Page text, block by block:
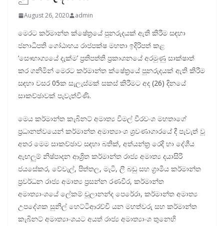
August 26, 2020 admin
මෙරට කර්මාන්ත ක්ෂේත්‍රයේ පුනරුදයක් ඇති කිරීම සඳහා
ජනාධිපති ගෝඨාභය රාජපක්ෂ මහතා ඉදිරිපත් කළ
‘සෞභාග්‍යයේ දැක්ම’ ප්‍රතිපත්ති ප්‍රකාශනයේ අරමුණු සාක්ෂාත්
කර ගනිමින් මෙරට කර්මාන්ත ක්ෂේත්‍රයේ පුනරුදයක් ඇති කිරීම
සඳහා වසර 05ක සැලැස්මක් සකස් කිරීමට අද (26) දිනයේ
සාකච්ඡාවක් පැවැත්විණි.
මෙය කර්මාන්ත කැබිනට් අමාත්‍ය විමල් වීරවංශ මහතාගේ
ප්‍රධානත්වයෙන් කර්මාන්ත අමාත්‍යාංශ ශ්‍රවණාගාරයේ දී පැවැත් වූ
අතර මෙම සාකච්ඡාව සඳහා බතික්, අත්යන්ත්‍ර රෙදි හා දේශීය
ඇඟලුම් නිෂ්පාදන ආශ්‍රිත කර්මාන්ත රාජ්‍ය අමාත්‍ය දයාසිරි
ජයසේකර, වේවැල්, පිත්තල, මැටි, ලී බඩු සහ ග්‍රාමීය කර්මාන්ත
ප්‍රවර්ධන රාජ්‍ය අමාත්‍ය ප්‍රසන්න රණවීර, කර්මාන්ත
අමාත්‍යාංශයේ ලේකම් චූලානන්ද පෙරේරා, කර්මාන්ත අමාත්‍ය
උපදේශක සුනිල් හෙට්ටිආරච්චි යන මහත්වරු සහ කර්මාන්ත
කැබිනට් අමාත්‍යාංශයට අයත් රාජ්‍ය අමාත්‍යාංශ තුනෙහි